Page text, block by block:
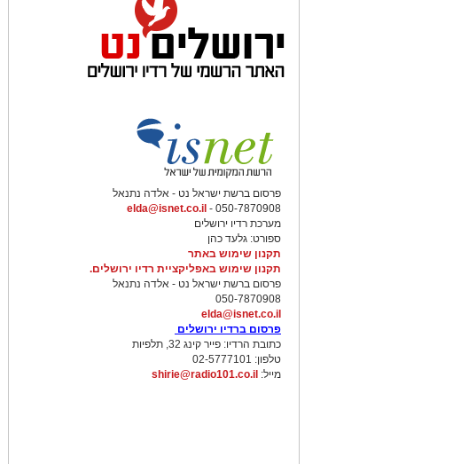
פרסום ברשת ישראל נט - אלדה נתנאל
050-7870908 -
elda@isnet.co.il
מערכת רדיו ירושלים
ספורט: גלעד כהן
תקנון שימוש באתר
תקנון שימוש באפליקציית רדיו ירושלים.
פרסום ברשת ישראל נט - אלדה נתנאל
050-7870908
elda@isnet.co.il
פרסום ברדיו ירושלים
כתובת הרדיו: פייר קינג 32, תלפיות
טלפון: 02-5777101
מייל: shirie@radio101.co.il